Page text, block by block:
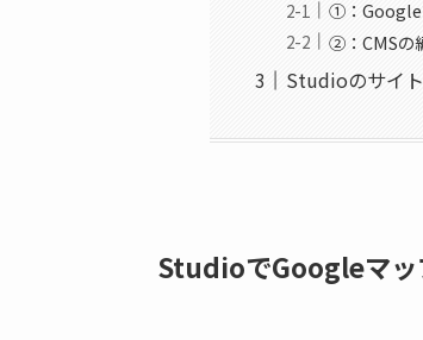
①：Google
②：CMSの
Studioのサイ
StudioでGoogleマッ